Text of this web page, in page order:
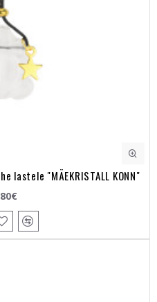
lastele "MÄEKRISTALL KONN"